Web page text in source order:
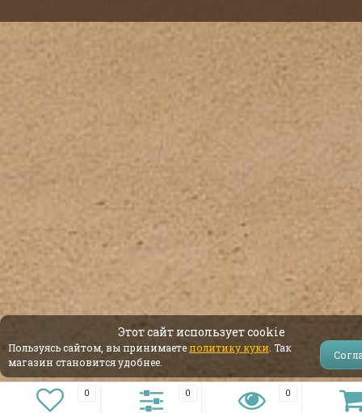
0 0 0
Этот сайт использует cookie
Пользуясь сайтом, вы принимаете политику куки . Так
магазин становится удобнее.